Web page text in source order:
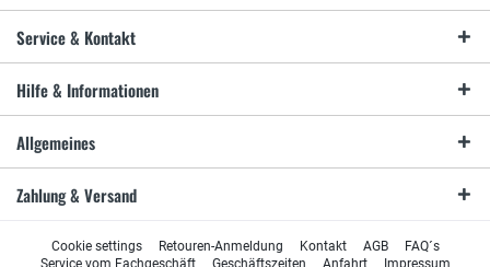
Service & Kontakt
Hilfe & Informationen
Allgemeines
Zahlung & Versand
Cookie settings Retouren-Anmeldung Kontakt AGB
FAQ´s
Service vom Fachgeschäft
Geschäftszeiten Anfahrt Impressum